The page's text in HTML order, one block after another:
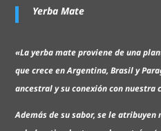
Yerba Mate
«La yerba mate proviene de una
que crece en Argentina, Brasil y
ancestral y su conexión con nuestra
Además de su sabor, se le